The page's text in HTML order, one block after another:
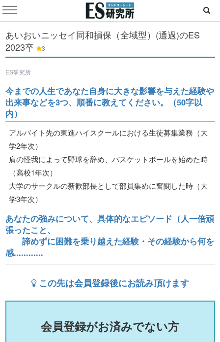
あいおいニッセイ同和損保（全域型）(通過)のES
2023卒
3
ES研究所
今までの人生であなた自身に大きな影響を与えた経験や
出来事などを3つ、順番に教えてください。（50字以
内）
アルバイト先の東進ハイスクールにおける生徒募集業務（大
学2年次）
肩の怪我によって野球を辞め、バスケットボールを始めた時
（高校1年次）
大学のサークルの新歓部長として部員集めに奮闘した時（大
学3年次）
あなたの強みについて、具体的なエピソード（人一倍頑
張ったこと、
諦めずに困難を乗り越えた経験・その経験から何を
感............
この先は会員登録後にお読み頂けます
会員登録がお済みでない方